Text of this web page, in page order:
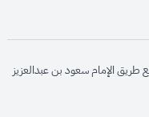
طريق الإمام سعود بن عبدالعزيز